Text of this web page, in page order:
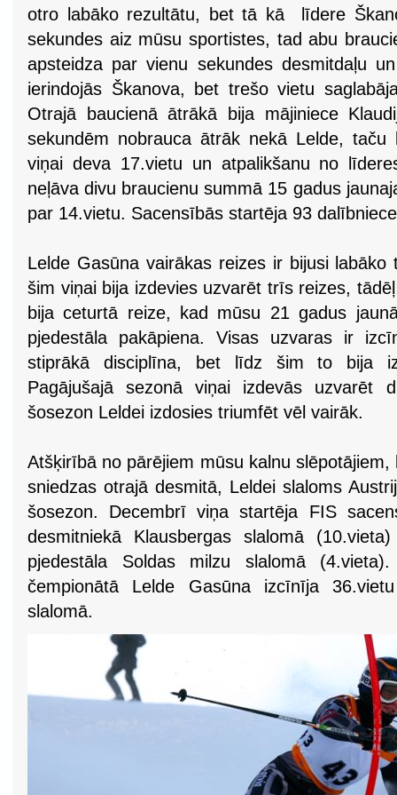
otro labāko rezultātu, bet tā kā līdere
sekundes aiz mūsu sportistes, tad abu
apsteidza par vienu sekundes desmitdaļu
ierindojās Škanova, bet trešo vietu
Otrajā baucienā ātrākā bija mājiniece
sekundēm nobrauca ātrāk nekā Lelde, taču
viņai deva 17.vietu un atpalikšanu no
neļāva divu braucienu summā 15 gadus
par 14.vietu. Sacensībās startēja 93
Lelde Gasūna vairākas reizes ir bijusi
šim viņai bija izdevies uzvarēt trīs reizes,
bija ceturtā reize, kad mūsu 21 gadus
pjedestāla pakāpiena. Visas uzvaras ir
stiprākā disciplīna, bet līdz šim to bija
Pagājušajā sezonā viņai izdevās uzvarēt
šosezon Leldei izdosies triumfēt vēl vairāk.
Atšķirībā no pārējiem mūsu kalnu
sniedzas otrajā desmitā, Leldei slaloms
šosezon. Decembrī viņa startēja FIS
desmitniekā Klausbergas slalomā
pjedestāla Soldas milzu slalomā
čempionātā Lelde Gasūna izcīnīja
slalomā.